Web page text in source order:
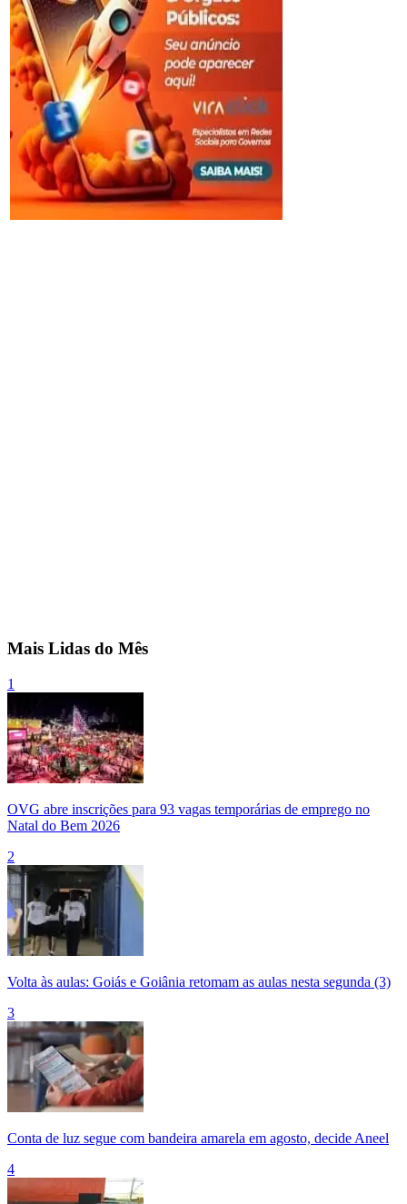
Mais Lidas do Mês
1
OVG abre inscrições para 93 vagas temporárias de emprego no
Natal do Bem 2026
2
Volta às aulas: Goiás e Goiânia retomam as aulas nesta segunda (3)
3
Conta de luz segue com bandeira amarela em agosto, decide Aneel
4